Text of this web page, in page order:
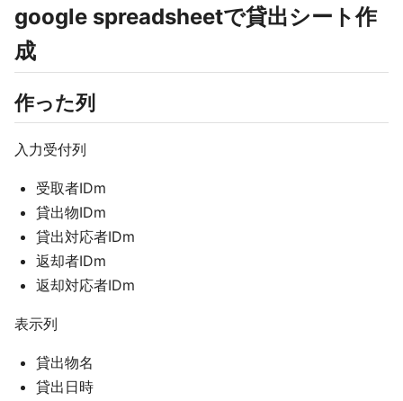
google spreadsheetで貸出シート作
成
作った列
入力受付列
受取者IDm
貸出物IDm
貸出対応者IDm
返却者IDm
返却対応者IDm
表示列
貸出物名
貸出日時